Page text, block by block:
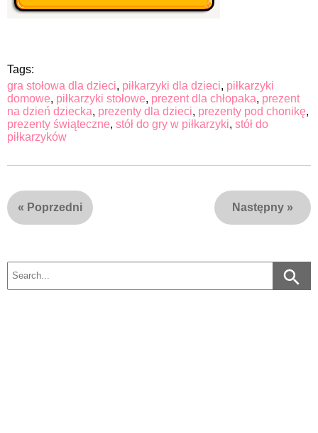
Tags:
gra stołowa dla dzieci, piłkarzyki dla dzieci, piłkarzyki
domowe, piłkarzyki stołowe, prezent dla chłopaka, prezent
na dzień dziecka, prezenty dla dzieci, prezenty pod chonikę,
prezenty świąteczne, stół do gry w piłkarzyki, stół do
piłkarzyków
« Poprzedni Następny »